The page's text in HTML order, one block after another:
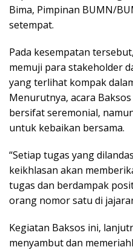
Bima, Pimpinan BUMN/
setempat.
Pada kesempatan
memuji para stakeholder
yang terlihat kompak
Menurutnya, acara
bersifat seremonial,
untuk kebaikan bersama.
“Setiap tugas yang
keikhlasan akan
tugas dan berdampak
orang nomor satu di
Kegiatan Baksos ini,
menyambut dan